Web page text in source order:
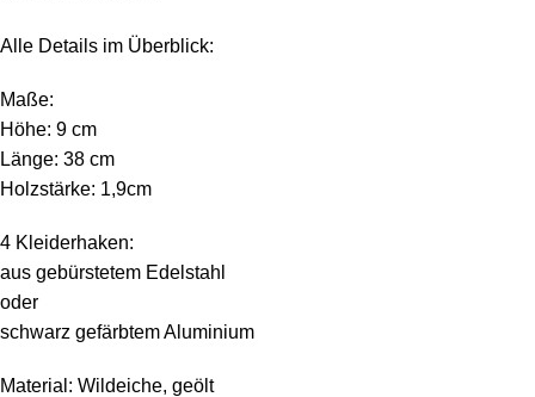
Alle Details im Überblick:
Maße:
Höhe: 9 cm
Länge: 38 cm
Holzstärke: 1,9cm
4 Kleiderhaken:
aus gebürstetem Edelstahl
oder
schwarz gefärbtem Aluminium
Material: Wildeiche, geölt